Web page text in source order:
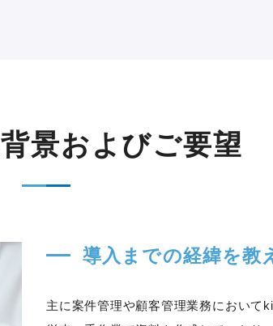
景およびご要望
導入までの経緯を教
主に案件管理や顧客管理業務において